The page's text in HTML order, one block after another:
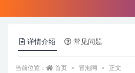
详情介绍 常见问题
当前位置： 首页 冒泡网 正文